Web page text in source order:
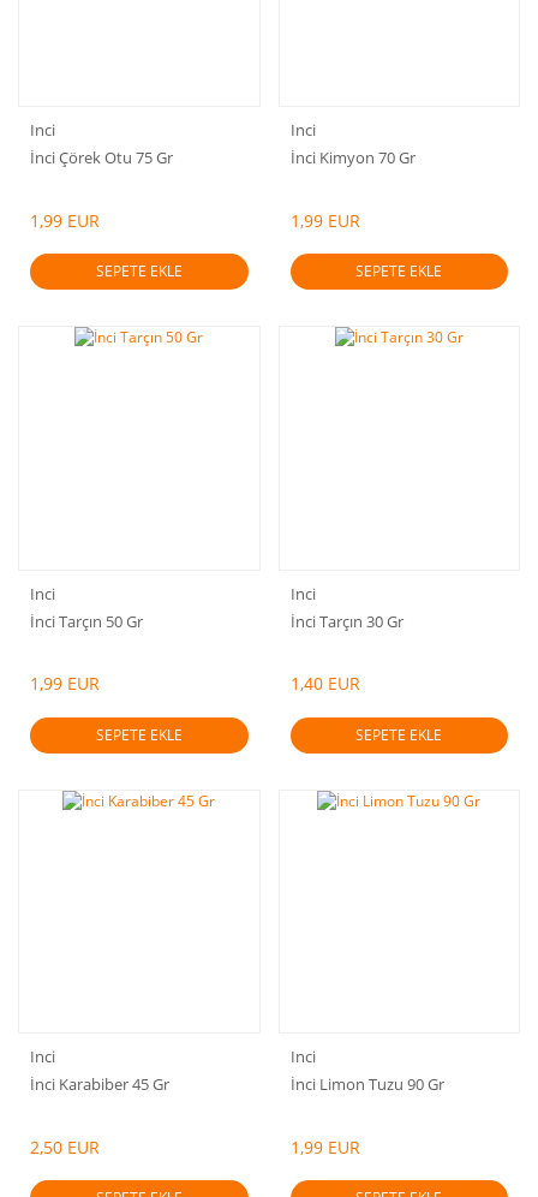
Inci
İnci Çörek Otu 75 Gr
1,99 EUR
SEPETE EKLE
Inci
İnci Kimyon 70 Gr
1,99 EUR
SEPETE EKLE
Inci
İnci Tarçın 50 Gr
1,99 EUR
SEPETE EKLE
Inci
İnci Tarçın 30 Gr
1,40 EUR
SEPETE EKLE
Inci
İnci Karabiber 45 Gr
2,50 EUR
Inci
İnci Limon Tuzu 90 Gr
1,99 EUR